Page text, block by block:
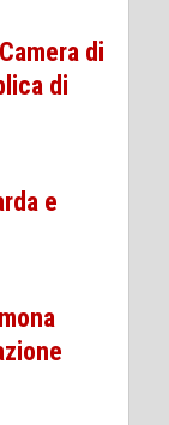
di
di
e